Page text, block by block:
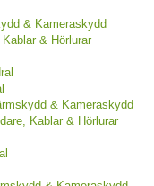
& Kameraskydd
& Hörlurar
& Kameraskydd
Kablar & Hörlurar